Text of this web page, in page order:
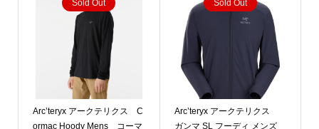
Sold Out
Arc’teryx アークテリクス C
ormac Hoody Mens コーマ
Sold Out
Arc’teryx アークテリクス
ガンマ SL フーディ メンズ